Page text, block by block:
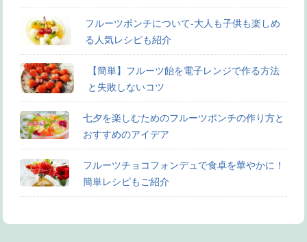
フルーツポンチについて-大人も子供も楽しめ
る人気レシピも紹介
【簡単】フルーツ飴を電子レンジで作る方法
と失敗しないコツ
七夕を楽しむためのフルーツポンチの作り方と
おすすめのアイデア
フルーツチョコフォンデュで食卓を華やかに！
簡単レシピもご紹介